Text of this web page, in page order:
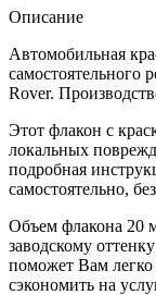
Описание
Автомобильная
самостоятельного
Rover.
Этот флакон с
локальных
подробная
самостоятельно,
Объем флакона 20
заводскому
поможет Вам легко
сэкономить на